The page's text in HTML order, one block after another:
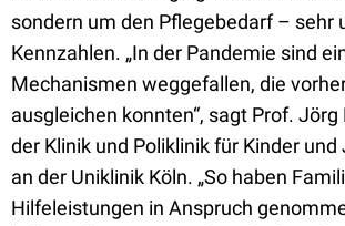
sondern um den Pflegebedarf – sehr
Kennzahlen. „In der Pandemie sind
Mechanismen weggefallen, die
ausgleichen konnten“, sagt Prof.
der Klinik und Poliklinik für Kinder
an der Uniklinik Köln. „So haben
Hilfeleistungen in Anspruch